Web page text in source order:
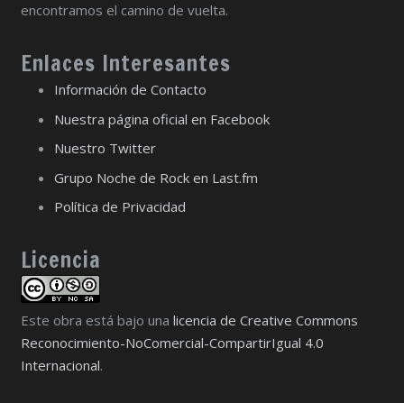
encontramos el camino de vuelta.
Enlaces Interesantes
Información de Contacto
Nuestra página oficial en Facebook
Nuestro Twitter
Grupo Noche de Rock en Last.fm
Política de Privacidad
Licencia
Este obra está bajo una licencia de Creative Commons
Reconocimiento-NoComercial-CompartirIgual 4.0
Internacional.